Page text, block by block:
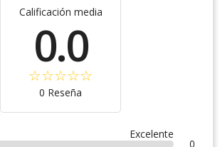
Calificación media
0.0
0 Reseña
Excelente
0